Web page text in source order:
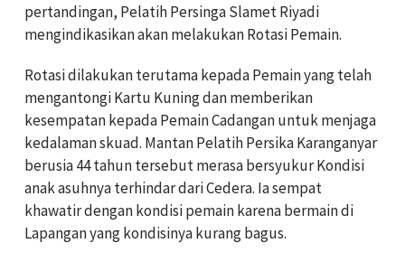
pertandingan, Pelatih Persinga Slamet Riyadi
mengindikasikan akan melakukan Rotasi Pemain.
Rotasi dilakukan terutama kepada Pemain yang telah
mengantongi Kartu Kuning dan memberikan
kesempatan kepada Pemain Cadangan untuk menjaga
kedalaman skuad. Mantan Pelatih Persika Karanganyar
berusia 44 tahun tersebut merasa bersyukur Kondisi
anak asuhnya terhindar dari Cedera. Ia sempat
khawatir dengan kondisi pemain karena bermain di
Lapangan yang kondisinya kurang bagus.